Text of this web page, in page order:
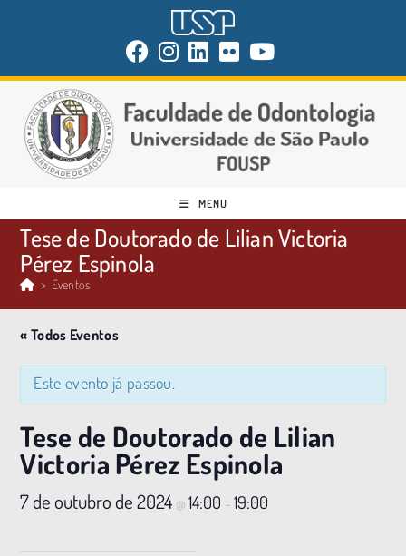
MENU
Tese de Doutorado de Lilian Victoria
Pérez Espinola
> Eventos
« Todos Eventos
Este evento já passou.
Tese de Doutorado de Lilian
Victoria Pérez Espinola
7 de outubro de 2024 @14:00 –19:00